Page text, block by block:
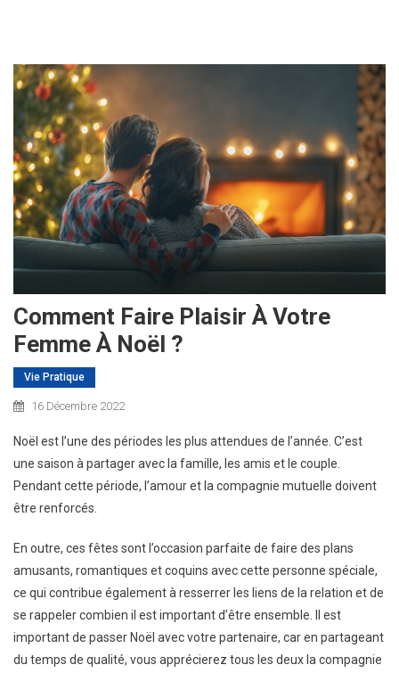
Comment Faire Plaisir À Votre
Femme À Noël ?
Vie Pratique
16 Décembre 2022
Noël est l’une des périodes les plus attendues de l’année. C’est
une saison à partager avec la famille, les amis et le couple.
Pendant cette période, l’amour et la compagnie mutuelle doivent
être renforcés.
En outre, ces fêtes sont l’occasion parfaite de faire des plans
amusants, romantiques et coquins avec cette personne spéciale,
ce qui contribue également à resserrer les liens de la relation et de
se rappeler combien il est important d’être ensemble. Il est
important de passer Noël avec votre partenaire, car en partageant
du temps de qualité, vous apprécierez tous les deux la compagnie